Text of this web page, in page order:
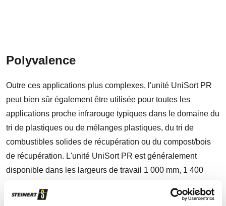
Polyvalence
Outre ces applications plus complexes, l'unité UniSort PR
peut bien sûr également être utilisée pour toutes les
applications proche infrarouge typiques dans le domaine du
tri de plastiques ou de mélanges plastiques, du tri de
combustibles solides de récupération ou du compost/bois
de récupération. L'unité UniSort PR est généralement
disponible dans les largeurs de travail 1 000 mm, 1 400